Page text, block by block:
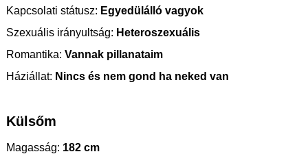
Kapcsolati státusz: Egyedülálló vagyok
Szexuális irányultság: Heteroszexuális
Romantika: Vannak pillanataim
Háziállat: Nincs és nem gond ha neked van
Külsőm
Magasság: 182 cm